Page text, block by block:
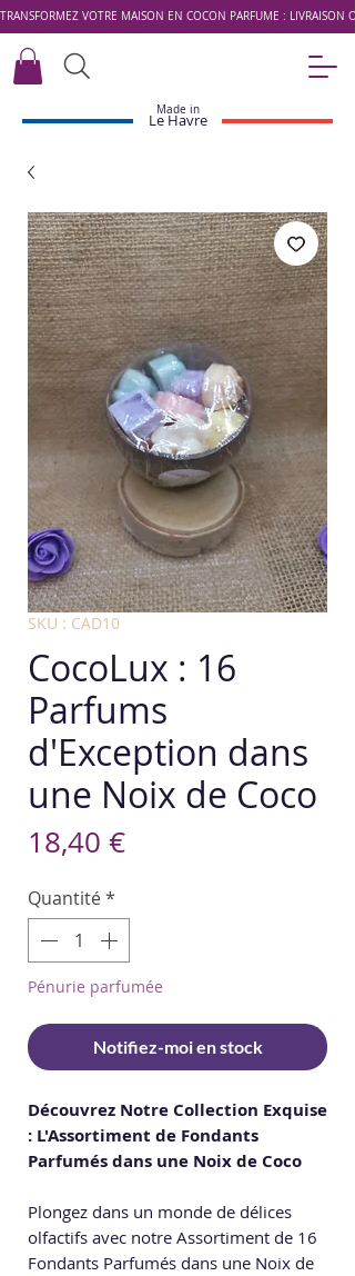
TRANSFORMEZ VOTRE MAISON EN COCON PARFUMÉ : LIVRAISON
Made in
Le Havre
SKU : CAD10
CocoLux : 16
Parfums
d'Exception dans
une Noix de Coco
18,40 €Prix
Quantité*
Pénurie parfumée
Notifiez-moi en stock
Découvrez Notre Collection Exquise
: L'Assortiment de Fondants
Parfumés dans une Noix de Coco
Plongez dans un monde de délices
olfactifs avec notre Assortiment de 16
Fondants Parfumés dans une Noix de